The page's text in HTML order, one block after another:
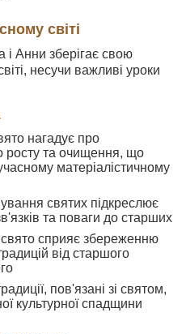
світі
Анни зберігає свою
несучи важливі уроки
нагадує про
росту та очищення, що
матеріалістичному
святих підкреслює
та поваги до старших
свято сприяє збереженню
від старшого
пов'язані зі святом,
культурної спадщини